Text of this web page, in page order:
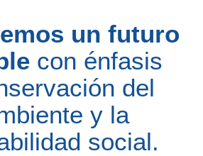
un futuro
con énfasis
del
y la
social.